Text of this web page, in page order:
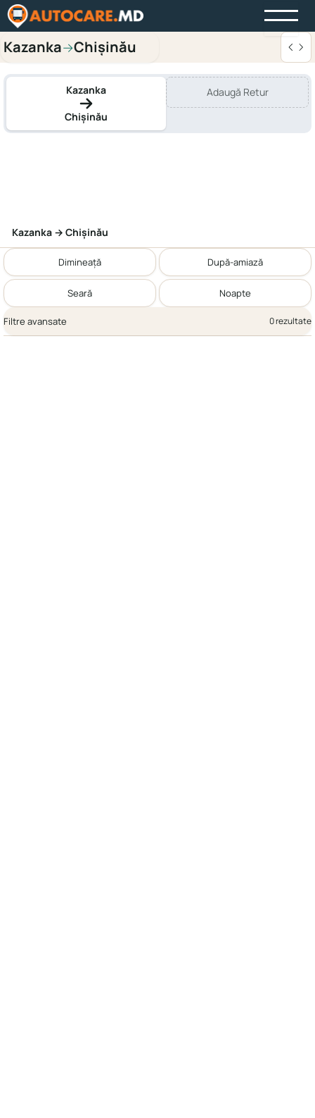
Kazanka→Chișinău
Kazanka
Chișinău
Adaugă Retur
Kazanka → Chișinău
Dimineață După-amiază
Seară Noapte
Filtre avansate 0 rezultate